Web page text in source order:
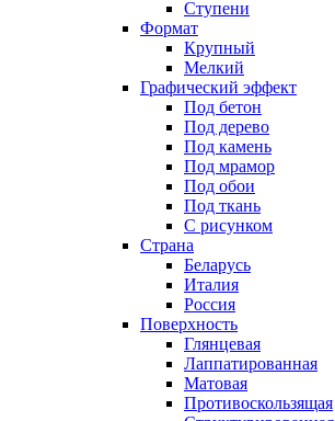
Ступени
Формат
Крупный
Мелкий
Графический эффект
Под бетон
Под дерево
Под камень
Под мрамор
Под обои
Под ткань
С рисунком
Страна
Беларусь
Италия
Россия
Поверхность
Глянцевая
Лаппатированная
Матовая
Противоскользящая